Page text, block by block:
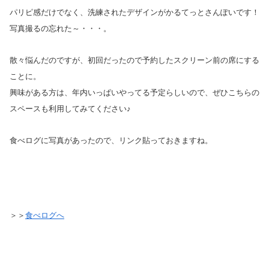
パリピ感だけでなく、洗練されたデザインがかるてっとさんぽいです！
写真撮るの忘れた～・・・。
散々悩んだのですが、初回だったので予約したスクリーン前の席にする
ことに。
興味がある方は、年内いっぱいやってる予定らしいので、ぜひこちらの
スペースも利用してみてください♪
食べログに写真があったので、リンク貼っておきますね。
＞＞ 食べログへ